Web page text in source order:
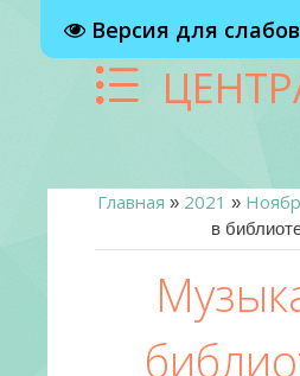
Версия для
ЦЕНТРАЛИЗОВАННАЯ БИБЛИОТЕЧНАЯ
Главная » 2021 »
в